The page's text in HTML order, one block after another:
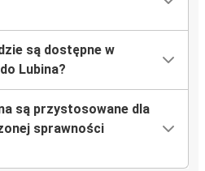
są dostępne w
Lubina?
są przystosowane dla
sprawności